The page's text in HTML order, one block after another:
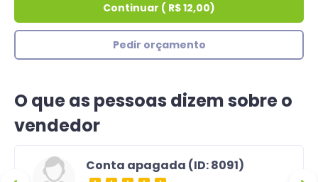
Continuar ( R$ 12,00)
Pedir orçamento
O que as pessoas dizem sobre o
vendedor
Conta apagada (ID: 8091)